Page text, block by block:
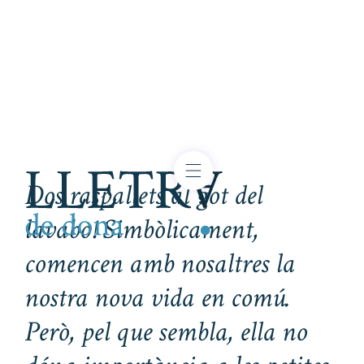
Dos raspallets al got del
lavabo! Simbòlicament,
comencen amb nosaltres la
nostra nova vida en comú.
Però, pel que sembla, ella no